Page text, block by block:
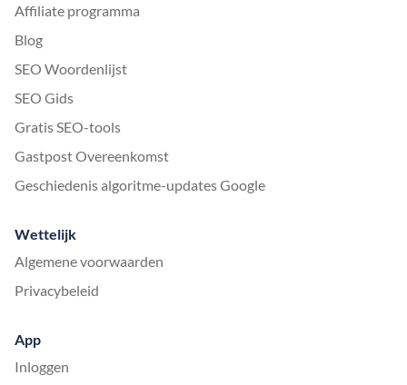
Affiliate programma
Blog
SEO Woordenlijst
SEO Gids
Gratis SEO-tools
Gastpost Overeenkomst
Geschiedenis algoritme-updates Google
Wettelijk
Algemene voorwaarden
Privacybeleid
App
Inloggen